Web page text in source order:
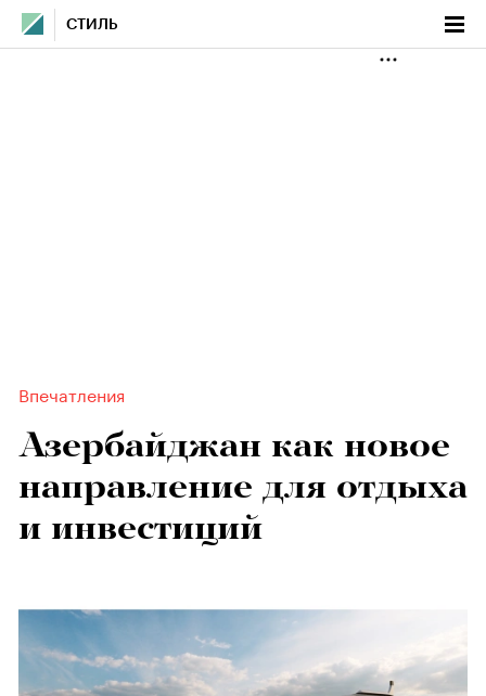
СТИЛЬ
Впечатления
Азербайджан как новое
направление для отдыха
и инвестиций